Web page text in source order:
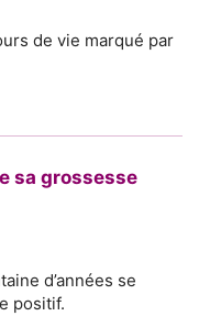
de vie marqué par
sa grossesse
d’années se
positif.